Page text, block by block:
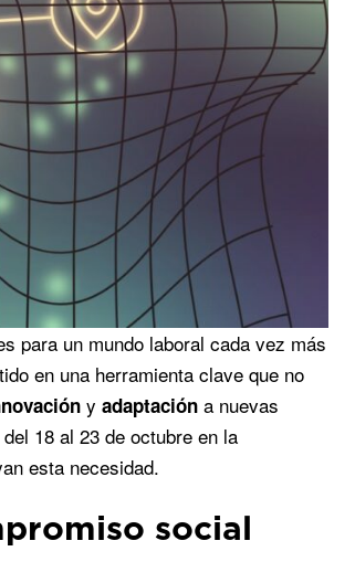
para un mundo laboral cada vez más
en una herramienta clave que no
y adaptación a nuevas
18 al 23 de octubre en la
esta necesidad.
social